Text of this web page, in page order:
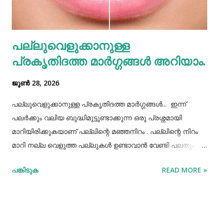
രീതിയല്ല. ഇത് മറ്റുള്ളവർക്ക് നമ്മളെക്കുറിച്ച് വളരെ
തെറ്റിദ്ധാരണ ഉണ്ടാക്കാൻ കാരണമായിത്തീരും. അതുപോലെ
വെള്ളം പോലെയുള്ള സാധനങ്ങൾ ഒരു പാത്രത്തിൽ
കൊണ്ടുവച്ചാൽ അത് അപ്പാടെ കുടിക്കാതെ മറ്റുള്ളവർക്ക്
കൂട...
പല്ലുവെളുക്കാനുള്ള
പ്രകൃതിദത്ത മാര്‍ഗ്ഗങ്ങള്‍ അറിയാം.
ജൂൺ 28, 2026
പല്ലുവെളുക്കാനുള്ള പ്രകൃതിദത്ത മാര്‍ഗ്ഗങ്ങള്‍... ഇന്ന്
പലർക്കും വലിയ ബുദ്ധിമുട്ടുണ്ടാക്കുന്ന ഒരു പ്രശ്നമായി
മാറിയിരിക്കുകയാണ് പല്ലിന്റെ മഞ്ഞനിറം . പല്ലിന്റെ നിറം
മാറി നല്ല വെളുത്ത പല്ലുകൾ ഉണ്ടാവാൻ വേണ്ടി പലതും
പല്ലിന്‍റെ മഞ്ഞനിറം മാറ്റാന്‍ പല മാര്‍ഗ്ഗങ്ങളും
പങ്കിടുക READ MORE »